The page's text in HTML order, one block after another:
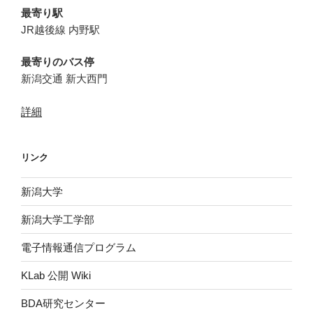
最寄り駅
JR越後線 内野駅
最寄りのバス停
新潟交通 新大西門
詳細
リンク
新潟大学
新潟大学工学部
電子情報通信プログラム
KLab 公開 Wiki
BDA研究センター